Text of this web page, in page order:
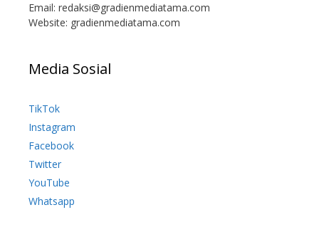
Email: redaksi@gradienmediatama.com
Website: gradienmediatama.com
Media Sosial
TikTok
Instagram
Facebook
Twitter
YouTube
Whatsapp